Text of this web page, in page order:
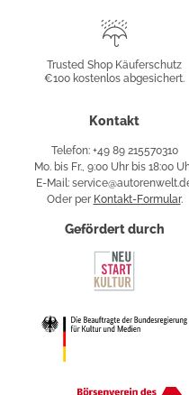
Trusted Shop Käuferschutz
€100 kostenlos abgesichert.
Kontakt
Telefon: +49 89 215570310
Mo. bis Fr., 9:00 Uhr bis 18:00
E-Mail:
Oder per Kontakt-Formular.
Gefördert durch